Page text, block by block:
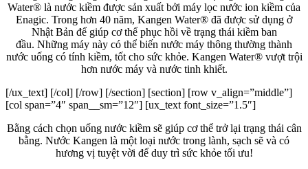
Water® là nước kiềm được sản xuất bởi máy lọc nước ion kiềm của
Enagic. Trong hơn 40 năm, Kangen Water® đã được sử dụng ở
Nhật Bản để giúp cơ thể phục hồi về trạng thái kiềm ban
đầu. Những máy này có thể biến nước máy thông thường thành
nước uống có tính kiềm, tốt cho sức khỏe. Kangen Water® vượt trội
hơn nước máy và nước tinh khiết.
[/ux_text] [/col] [/row] [/section] [section] [row v_align=”middle”]
[col span=”4″ span__sm=”12″] [ux_text font_size=”1.5″]
Bằng cách chọn uống nước kiềm sẽ giúp cơ thể trở lại trạng thái cân
bằng. Nước Kangen là một loại nước trong lành, sạch sẽ và có
hương vị tuyệt vời để duy trì sức khỏe tối ưu!